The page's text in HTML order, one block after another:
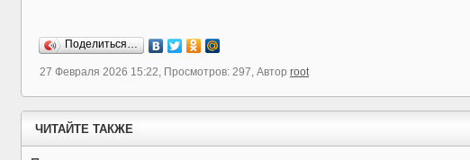
Поделиться…
27 Февраля 2026 15:22, Просмотров: 297, Автор root
ЧИТАЙТЕ ТАКЖЕ